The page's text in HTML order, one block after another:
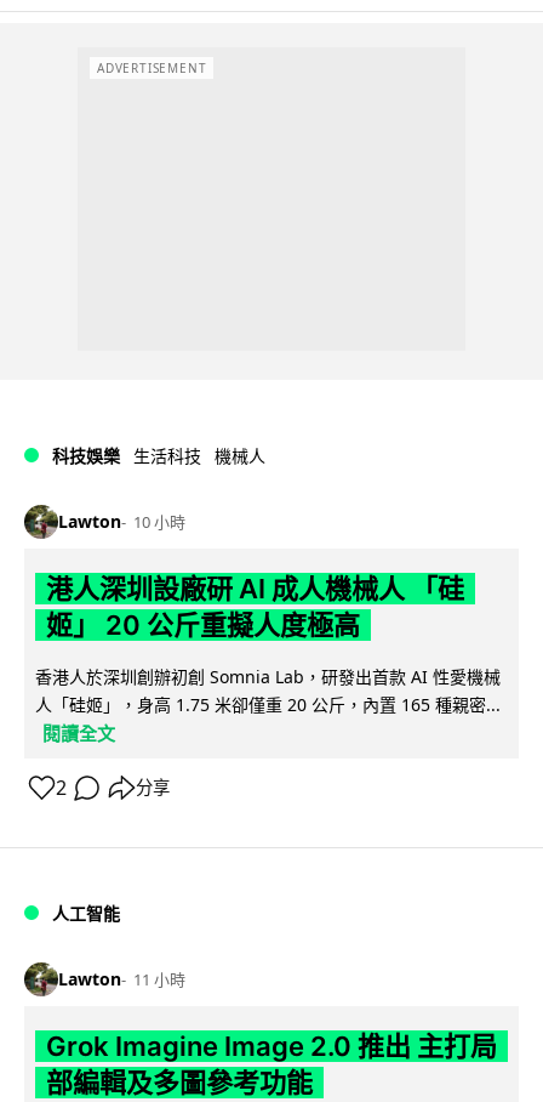
ADVERTISEMENT
科技娛樂 生活科技 機械人
Lawton 10 小時
港人深圳設廠研 AI 成人機械人 「硅
姬」 20 公斤重擬人度極高
香港人於深圳創辦初創 Somnia Lab，研發出首款 AI 性愛機械
人「硅姬」，身高 1.75 米卻僅重 20 公斤，內置 165 種親密...
閱讀全文
2 分享
人工智能
Lawton 11 小時
Grok Imagine Image 2.0 推出 主打局
部編輯及多圖參考功能